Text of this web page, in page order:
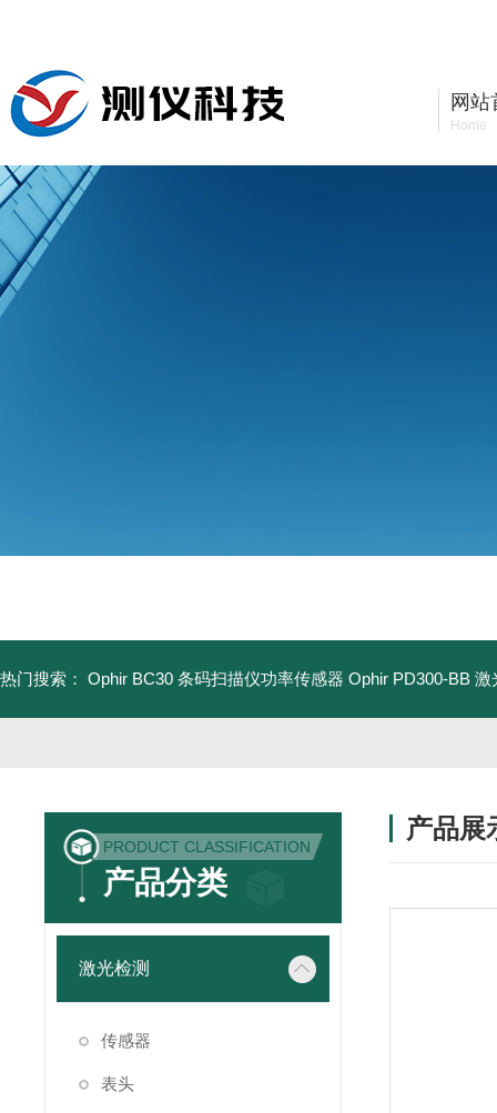
网站
Home
热门搜索： Ophir BC30 条码扫描仪功率传感器 Ophir PD300-BB
PRODUCT CLASSIFICATION
产品分类
激光检测
传感器
表头
产品展